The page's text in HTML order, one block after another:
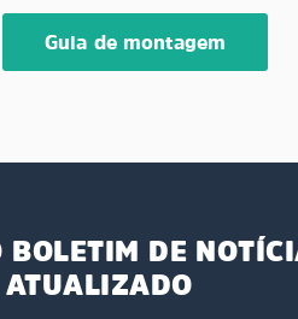
Guia de montagem
BOLETIM DE